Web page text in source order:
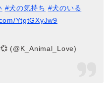
#犬の気持ち #犬のいる
YtgtGXyJw9
(@K_Animal_Love)